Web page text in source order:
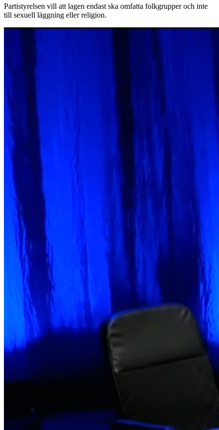
Partistyrelsen vill att lagen endast ska omfatta folkgrupper och inte
till sexuell läggning eller religion.